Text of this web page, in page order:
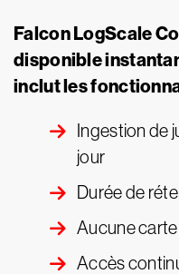
Falcon LogScale
disponible
inclut les
Ingestion de
jour
Durée de
Aucune
Accès